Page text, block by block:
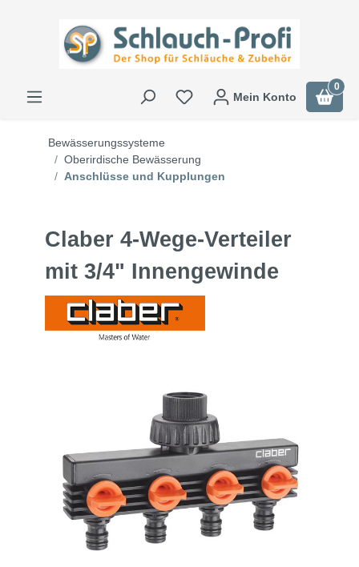
Mein Konto
0
Bewässerungssysteme
Oberirdische Bewässerung
Anschlüsse und Kupplungen
Claber 4-Wege-Verteiler
mit 3/4" Innengewinde